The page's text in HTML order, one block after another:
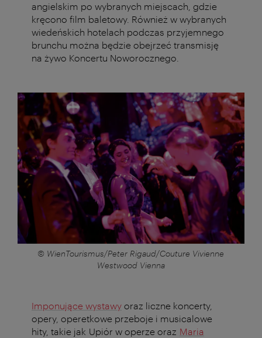
angielskim po wybranych miejscach, gdzie
kręcono film baletowy. Również w wybranych
wiedeńskich hotelach podczas przyjemnego
brunchu można będzie obejrzeć transmisję
na żywo Koncertu Noworocznego.
© WienTourismus/Peter Rigaud/Couture Vivienne
Westwood Vienna
Imponujące wystawy oraz liczne koncerty,
opery, operetkowe przeboje i musicalowe
hity, takie jak Upiór w operze oraz Maria